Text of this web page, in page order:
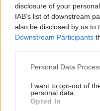
disclosure of your
IAB’s list of downstream
also be disclosed by us to
Downstream Participants
Please note that this
not limited to your visit or
grant or deny consent to
use your data for below
Personal Data
I want to opt-out of
personal data.
Opted In